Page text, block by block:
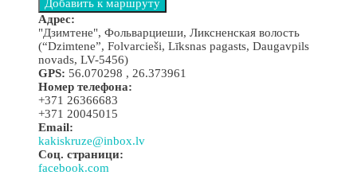
Адрес:
"Дзимтене", Фольварциеши, Ликсненская волость
(“Dzimtene”, Folvarcieši, Līksnas pagasts, Daugavpils
novads, LV-5456)
GPS: 56.070298 , 26.373961
Номер телефона:
+371 26366683
+371 20045015
Email:
kakiskruze@inbox.lv
Соц. страници:
facebook.com